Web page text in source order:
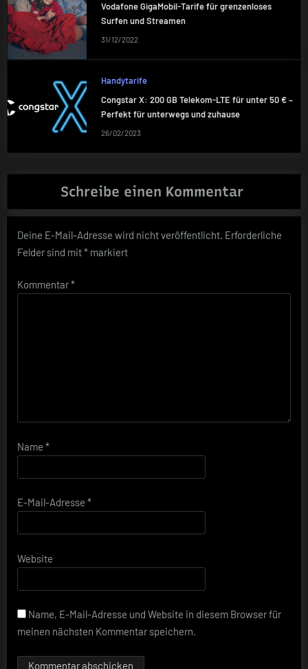
Vodafone GigaMobil-Tarife für grenzenloses
Surfen und Streamen
31/12/2022
Handytarife
Congstar X: 200 GB Telekom-LTE für unter 50 € –
Perfekt für unterwegs und zuhause
26/02/2023
Schreibe einen Kommentar
Deine E-Mail-Adresse wird nicht veröffentlicht. Erforderliche
Felder sind mit* markiert
Kommentar*
Name *
E-Mail-Adresse *
Website
Name, E-Mail-Adresse und Website in diesem Browser für
meinen nächsten Kommentar speichern.